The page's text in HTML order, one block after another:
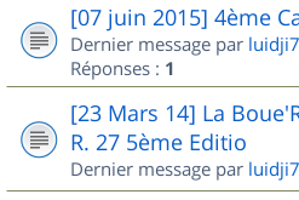
[07 juin 2015] 4ème
Dernier message par
Réponses : 1
[23 Mars 14] La
R. 27 5ème Editio
Dernier message par